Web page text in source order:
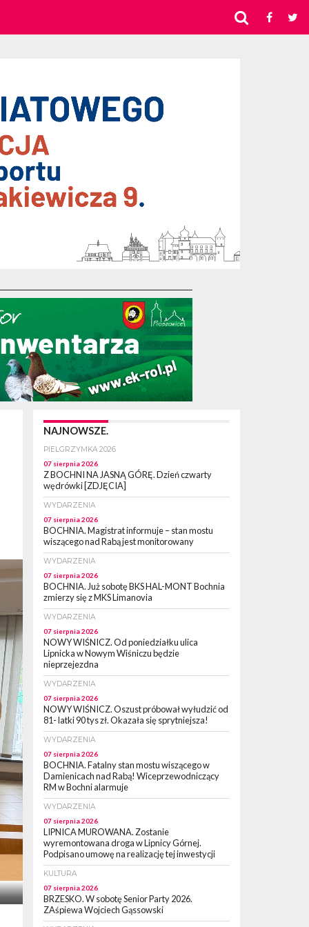
NAJNOWSZE.
PIELGRZYMKA 2026
07 sierpnia 2026
Z BOCHNI NA JASNĄ GÓRĘ. Dzień czwarty
wędrówki [ZDJĘCIA]
WYDARZENIA
07 sierpnia 2026
BOCHNIA. Magistrat informuje – stan mostu
wiszącego nad Rabą jest monitorowany
WYDARZENIA
07 sierpnia 2026
BOCHNIA. Już sobotę BKS HAL-MONT Bochnia
zmierzy się z MKS Limanovia
WYDARZENIA
07 sierpnia 2026
NOWY WIŚNICZ. Od poniedziałku ulica
Lipnicka w Nowym Wiśniczu będzie
nieprzejezdna
WYDARZENIA
07 sierpnia 2026
NOWY WIŚNICZ. Oszust próbował wyłudzić od
81- latki 90 tys zł. Okazała się sprytniejsza!
WYDARZENIA
07 sierpnia 2026
BOCHNIA. Fatalny stan mostu wiszącego w
Damienicach nad Rabą! Wiceprzewodniczący
RM w Bochni alarmuje
WYDARZENIA
07 sierpnia 2026
LIPNICA MUROWANA. Zostanie
wyremontowana droga w Lipnicy Górnej.
Podpisano umowę na realizację tej inwestycji
KULTURA
07 sierpnia 2026
BRZESKO. W sobotę Senior Party 2026.
ZAśpiewa Wojciech Gąssowski